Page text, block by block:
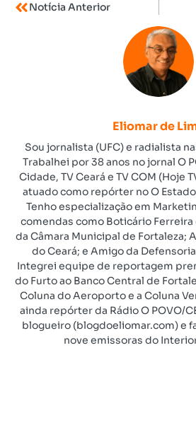
Notícia Anterior
Eliomar de
Sou jornalista (UFC) e radialista
Trabalhei por 38 anos no jornal O
Cidade, TV Ceará e TV COM (Hoje
atuado como repórter no O
Tenho especialização em
comendas como Boticário
da Câmara Municipal de Fortaleza;
do Ceará; e Amigo da
Integrei equipe de reportagem
do Furto ao Banco Central de
Coluna do Aeroporto e a Coluna
ainda repórter da Rádio O POVO/
blogueiro (blogdoeliomar.com) e
nove emissoras do